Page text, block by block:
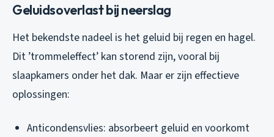
Geluidsoverlast bij neerslag
Het bekendste nadeel is het geluid bij regen en hagel.
Dit ’trommeleffect’ kan storend zijn, vooral bij
slaapkamers onder het dak. Maar er zijn effectieve
oplossingen:
Anticondensvlies: absorbeert geluid en voorkomt